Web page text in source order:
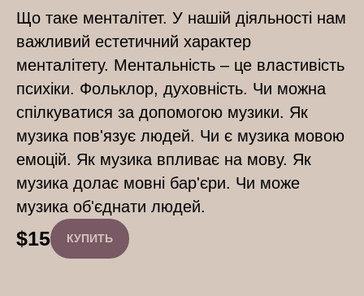
Що таке менталітет. У нашій діяльності нам
важливий естетичний характер
менталітету. Ментальність – це властивість
психіки. Фольклор, духовність. Чи можна
спілкуватися за допомогою музики. Як
музика пов'язує людей. Чи є музика мовою
емоцій. Як музика впливає на мову. Як
музика долає мовні бар'єри. Чи може
музика об'єднати людей.
$15 КУПИТЬ